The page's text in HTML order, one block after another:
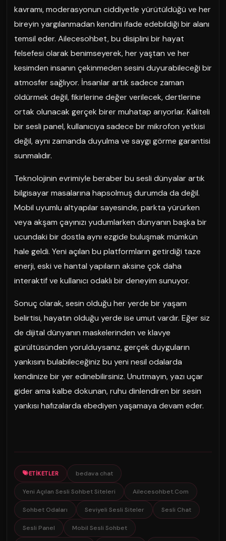
kavramı, moderasyonun ciddiyetle yürütüldüğü ve her
bireyin yargılanmadan kendini ifade edebildiği bir alanı
temsil eder. Ailecesohbet, bu disiplini bir hayat
felsefesi olarak benimseyerek, her yaştan ve her
kesimden insanın çekinmeden sesini duyurabileceği bir
atmosfer sağlıyor. İnsanlar artık sadece zaman
öldürmek değil, fikirlerine değer verilecek, dertlerine
ortak olunacak gerçek birer muhatap arıyorlar. Kaliteli
bir sesli panel, kullanıcıya sadece bir mikrofon yetkisi
değil, aynı zamanda duyulma ve saygı görme garantisi
sunmalıdır.
Teknolojinin evrimiyle beraber bu sesli dünyalar artık
bilgisayar masalarına hapsolmuş durumda da değil.
Mobil uyumlu altyapılar sayesinde, parkta yürürken
veya akşam çayınızı yudumlarken dünyanın başka bir
ucundaki bir dostla aynı ezgide buluşmak mümkün
hale geldi. Yeni açılan bu platformların getirdiği taze
enerji, eski ve hantal yapıların aksine çok daha
interaktif ve kullanıcı odaklı bir deneyim sunuyor.
Sonuç olarak, sesin olduğu her yerde bir yaşam
belirtisi, hayatın olduğu yerde ise umut vardır. Eğer siz
de dijital dünyanın maskelerinden ve klavye
gürültüsünden yorulduysanız, gerçek duyguların
yankısını bulabileceğiniz bu yeni nesil odalarda
kendinize bir yer edinebilirsiniz. Unutmayın, yazı uçar
gider ama kalbe dokunan, ruhu dinlendiren bir sesin
yankısı hafızalarda ebediyen yaşamaya devam eder.
ETIKETLER bedava chat
Yeni Açılan Sesli Sohbet Siteleri Ailecesohbet.Com
Sohbet Odaları Seviyeli Sesli Siteler Sesli Chat
Sesli Panel Mobil Sesli Sohbet